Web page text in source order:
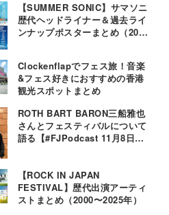
【SUMMER SONIC】サマソニ
歴代ヘッドライナー＆過去ライ
ンナップポスターまとめ（2000
Clockenflapでフェス旅！音楽
&フェス好きにおすすめの香港
観光スポットまとめ
ROTH BART BARON三船雅也
さんとフェスティバルについて
語る【#FJPodcast 11月8日配
【ROCK IN JAPAN
FESTIVAL】歴代出演アーティ
ストまとめ（2000〜2025年）